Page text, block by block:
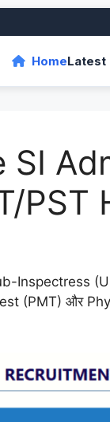
HomeLatest
SI
PST
Inspectress
(PMT) और